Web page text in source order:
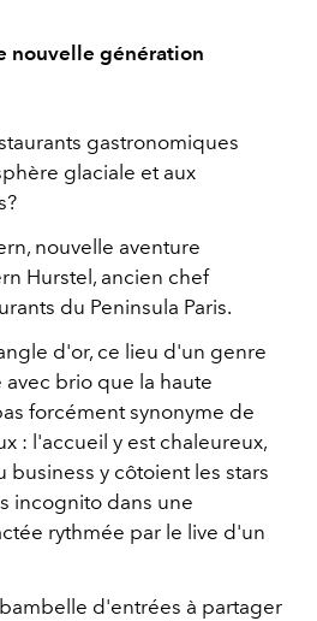
nouvelle génération
gastronomiques
glaciale et aux
nouvelle aventure
Hurstel, ancien chef
du Peninsula Paris.
d'or, ce lieu d'un genre
brio que la haute
forcément synonyme de
: l'accueil y est chaleureux,
business y côtoient les stars
incognito dans une
rythmée par le live d'un
d'entrées à partager